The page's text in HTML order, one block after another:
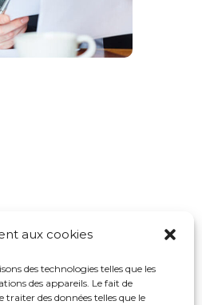
aux cookies
des technologies telles que les
des appareils. Le fait de
des données telles que le